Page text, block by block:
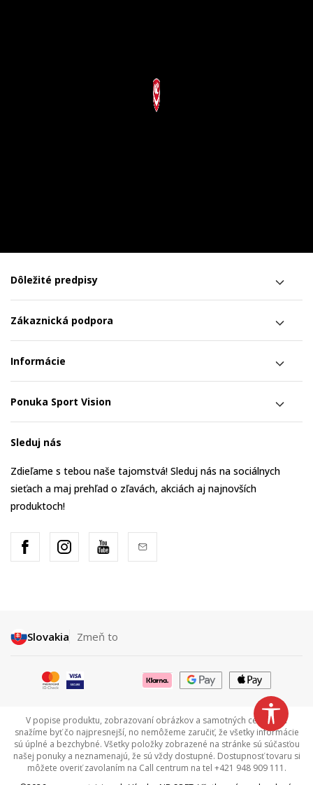
Dôležité predpisy
Zákaznická podpora
Informácie
Ponuka Sport Vision
Sleduj nás
Zdieľame s tebou naše tajomstvá! Sleduj nás na sociálnych
sieťach a maj prehľad o zľavách, akciách aj najnovších
produktoch!
Slovakia Zmeň to
V popise produktu, zobrazovaní obrázkov a samotných cenách sa
snažíme byť čo najpresnejší, no nemôžeme zaručiť, že všetky informácie
sú úplné a bezchybné. Všetky položky zobrazené na stránke sú súčasťou
našej ponuky a neznamenajú, že sú vždy dostupné. Dostupnosť tovaru si
môžete overiť zavolaním na Call centrum na tel +421 948 909 111.